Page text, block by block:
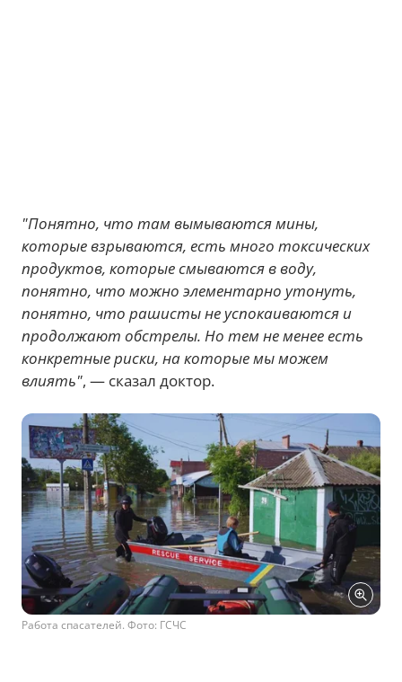
"Понятно, что там вымываются мины,
которые взрываются, есть много токсических
продуктов, которые смываются в воду,
понятно, что можно элементарно утонуть,
понятно, что рашисты не успокаиваются и
продолжают обстрелы. Но тем не менее есть
конкретные риски, на которые мы можем
влиять", — сказал доктор.
Работа спасателей. Фото: ГСЧС